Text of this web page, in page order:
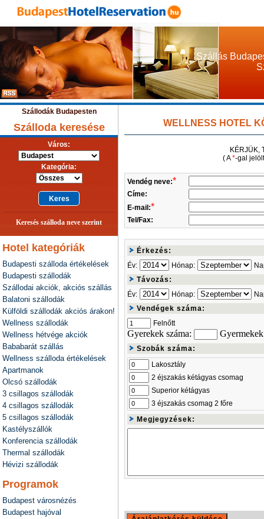
Szállás
Szállodák Budapesten
Szálloda keresése
Város:
Kategória:
Keresés szálloda neve szerint
Hotel kategóriák
Budapesti szálloda értékelések
Budapesti szállodák
Szállodai akciók, akciós szállás
Balatoni szállodák
Külföldi szállodák akciós árakon!
Wellness szállodák
Wellness hétvége akciók
Bababarát szállás
Wellness szálloda értékelések
Apartmanok
Olcsó szállodák
3 csillagos szállodák
4 csillagos szállodák
5 csillagos szállodák
Kastélyszállók
Konferencia szállodák
Thermal szállodák
Hévizi szállodák
Programok
Budapest városnézés
Budapest hajóval
WELLNESS HOTEL
KÉRJÜK,
( A*-gal
Vendég neve:*
Címe:
E-mail:*
Tel/Fax:
Érkezés:
Év:
Hónap:
Távozás:
Év:
Hónap:
Vendégek száma:
Felnőtt
Gyerekek száma:
Szobák száma:
Lakosztály
2 éjszakás kétágyas csomag
Superior kétágyas
3 éjszakás csomag 2 főre
Megjegyzések: